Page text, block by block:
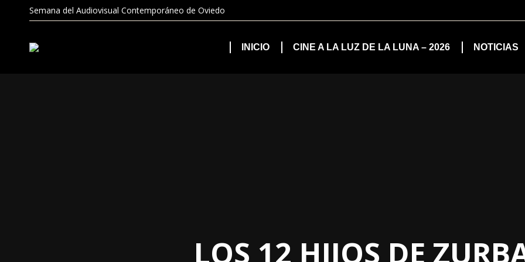
Semana del Audiovisual Contemporáneo de Oviedo
INICIO CINE A LA LUZ DE LA LUNA – 2026 NOTICIAS
LOS 12 HIJOS DE